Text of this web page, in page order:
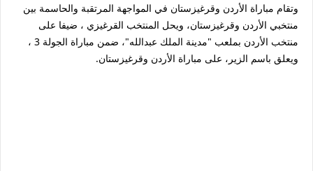
وتقام مباراة الأردن وقرغيزستان في المواجهة المرتقبة والحاسمة بين
منتخبي الأردن وقرغيزستان، ويحل المنتخب القرغيزي ، ضيفا على
منتخب الأردن بملعب "مدينة الملك عبدالله"، ضمن مباراة الجولة 3 ،
ويعلق باسم الزير، على مباراة الأردن وقرغيزستان.